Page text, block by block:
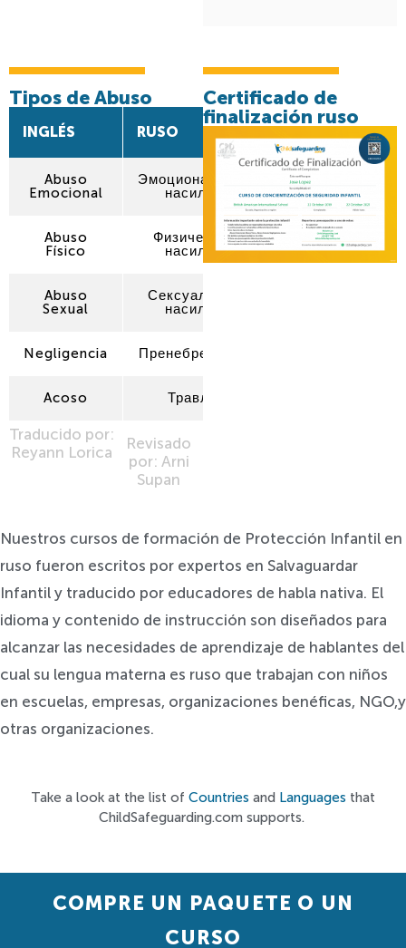
Tipos de Abuso
INGLÉS RUSO
Abuso
Emocional
Эмоциональное
насилие
Abuso
Físico
Физическое
насилие
Abuso
Sexual
Сексуальное
насилие
Negligencia Пренебрежение
Acoso Травлю
Traducido por:
Reyann Lorica
Revisado
por: Arni
Supan
Certificado de
finalización ruso
Nuestros cursos de formación de Protección Infantil en
ruso fueron escritos por expertos en Salvaguardar
Infantil y traducido por educadores de habla nativa. El
idioma y contenido de instrucción son diseñados para
alcanzar las necesidades de aprendizaje de hablantes del
cual su lengua materna es ruso que trabajan con niños
en escuelas, empresas, organizaciones benéficas, NGO,y
otras organizaciones.
Take a look at the list of Countries and Languages that
ChildSafeguarding.com supports.
COMPRE UN PAQUETE O UN
CURSO